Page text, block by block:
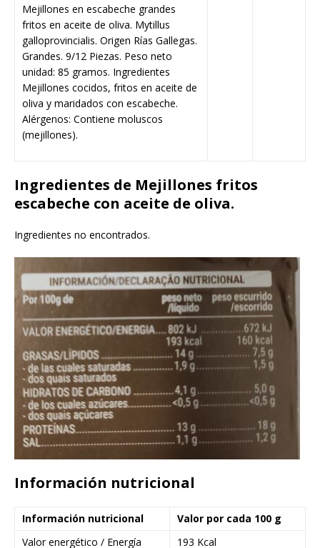
Mejillones en escabeche grandes
fritos en aceite de oliva. Mytillus
galloprovincialis. Origen Rías Gallegas.
Grandes. 9/12 Piezas. Peso neto
unidad: 85 gramos. Ingredientes
Mejillones cocidos, fritos en aceite de
oliva y maridados con escabeche.
Alérgenos: Contiene moluscos
(mejillones).
Ingredientes de Mejillones fritos
escabeche con aceite de oliva.
Ingredientes no encontrados.
Información nutricional
Información nutricional
Valor por cada 100 g
Valor energético / Energía
193 Kcal